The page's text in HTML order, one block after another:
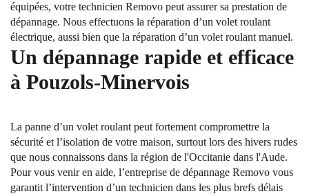
équipées, votre technicien Removo peut assurer sa prestation de
dépannage. Nous effectuons la réparation d’un volet roulant
électrique, aussi bien que la réparation d’un volet roulant manuel.
Un dépannage rapide et efficace
à Pouzols-Minervois
La panne d’un volet roulant peut fortement compromettre la
sécurité et l’isolation de votre maison, surtout lors des hivers rudes
que nous connaissons dans la région de l'Occitanie dans l'Aude.
Pour vous venir en aide, l’entreprise de dépannage Removo vous
garantit l’intervention d’un technicien dans les plus brefs délais